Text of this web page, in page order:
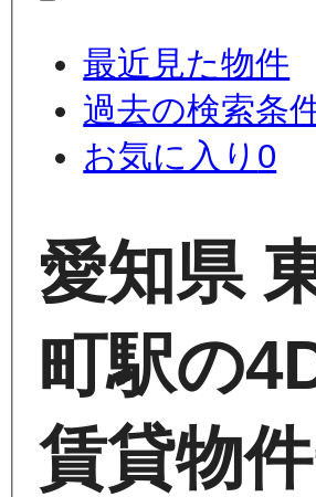
最近見た物件
過去の検索条
お気に入り 0
愛知県
町駅の
賃貸物